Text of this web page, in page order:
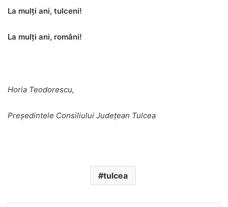
La mulți ani, tulceni!
La mulți ani, români!
Horia Teodorescu,
Președintele Consiliului Județean Tulcea
tulcea